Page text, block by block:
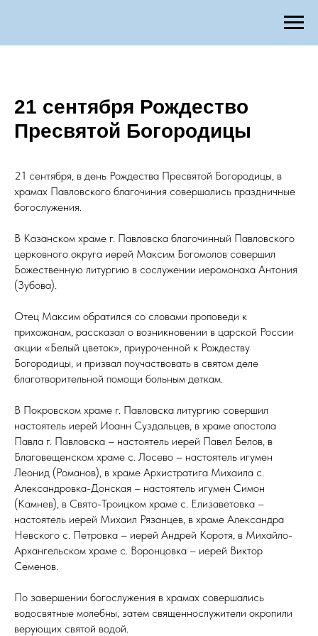
21 сентября Рождество
Пресвятой Богородицы
21 сентября, в день Рождества Пресвятой Богородицы, в
храмах Павловского благочиния совершались праздничные
богослужения.
В Казанском храме г. Павловска благочинный Павловского
церковного округа иерей Максим Богомолов совершил
Божественную литургию в сослужении иеромонаха Антония
(Зубова).
Отец Максим обратился со словами проповеди к
прихожанам, рассказал о возникновении в царской России
акции «Белый цветок», приуроченной к Рождеству
Богородицы, и призвал поучаствовать в святом деле
благотворительной помощи больным деткам.
В Покровском храме г. Павловска литургию совершил
настоятель иерей Иоанн Суздальцев, в храме апостола
Павла г. Павловска – настоятель иерей Павел Белов, в
Благовещенском храме с. Лосево – настоятель игумен
Леонид (Романов), в храме Архистратига Михаила с.
Александровка-Донская – настоятель игумен Симон
(Камнев), в Свято-Троицком храме с. Елизаветовка –
настоятель иерей Михаил Рязанцев, в храме Александра
Невского с. Петровка – иерей Андрей Коротя, в Михайло-
Архангельском храме с. Воронцовка – иерей Виктор
Семенов.
По завершении богослужения в храмах совершались
водосвятные молебны, затем священнослужители окропили
верующих святой водой.